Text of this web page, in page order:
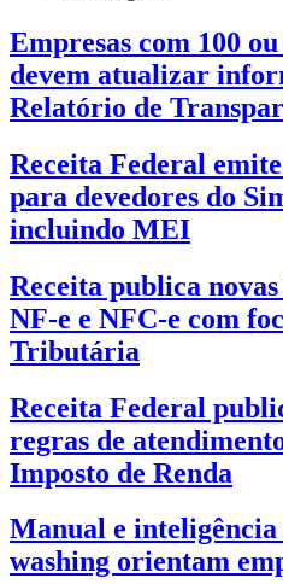
Empresas com 100
devem atualizar
Relatório de
Receita Federal
para devedores do
incluindo MEI
Receita publica
NF-e e NFC-e com
Tributária
Receita Federal
regras de
Imposto de Renda
Manual e
washing orientam